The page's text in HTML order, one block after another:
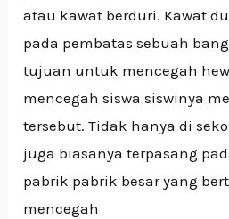
atau kawat berduri. Kawat
pada pembatas sebuah
tujuan untuk mencegah
mencegah siswa siswinya
tersebut. Tidak hanya di
juga biasanya terpasang
pabrik pabrik besar yang
mencegah